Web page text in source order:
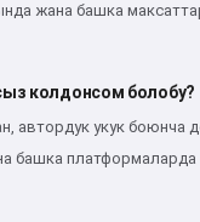
жана башка
колдонсом болобу?
автордук укук
башка платформаларда
ыр